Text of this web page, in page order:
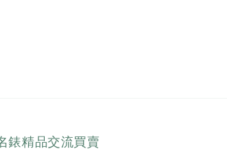
錶精品交流買賣